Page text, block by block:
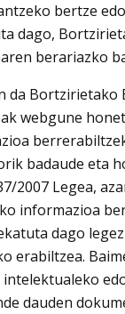
bertze
dago,
berariazko
da Bortzirietako
webgune
badaude eta
2007 Legea,
informazioa
dago
erabiltzea.
dauden